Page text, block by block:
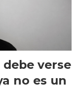
verse
no es un